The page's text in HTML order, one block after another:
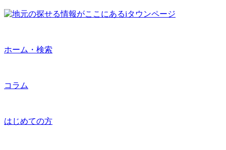
ホーム・検索
コラム
はじめての方